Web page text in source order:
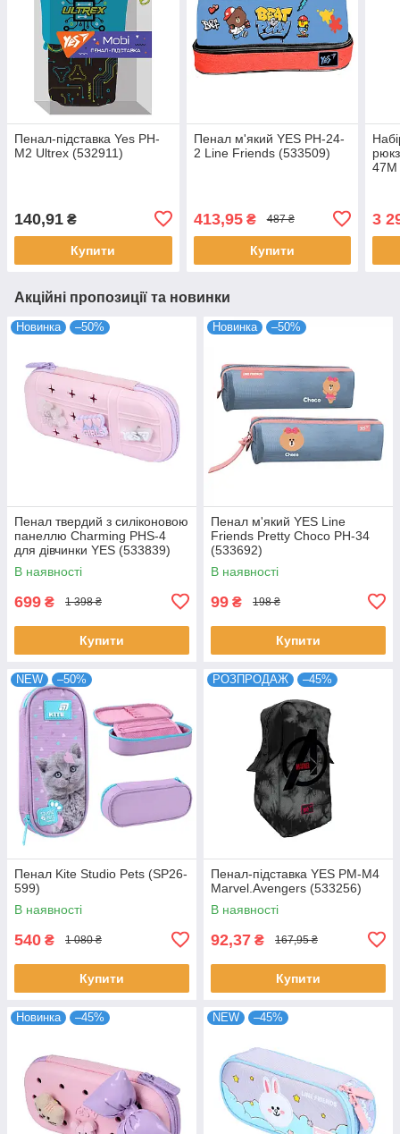
Пенал-підставка Yes PH-
M2 Ultrex (532911)
140,91 ₴
Купити
Пенал м'який YES PH-24-
2 Line Friends (533509)
413,95₴ 487 ₴
Купити
47M
3
Акційні пропозиції та новинки
Новинка –50%
Пенал твердий з силіконовою
панеллю Charming PHS-4
для дівчинки YES (533839)
В наявності
699 ₴ 1 398 ₴
Купити
Новинка –50%
Пенал м'який YES Line
Friends Pretty Choco PH-34
(533692)
В наявності
99 ₴ 198 ₴
Купити
NEW –50%
Пенал Kite Studio Pets (SP26-
599)
В наявності
540 ₴ 1 080 ₴
Купити
РОЗПРОДАЖ –45%
Пенал-підставка YES PM-M4
Marvel.Avengers (533256)
В наявності
92,37 ₴ 167,95 ₴
Купити
Новинка –45% NEW –45%